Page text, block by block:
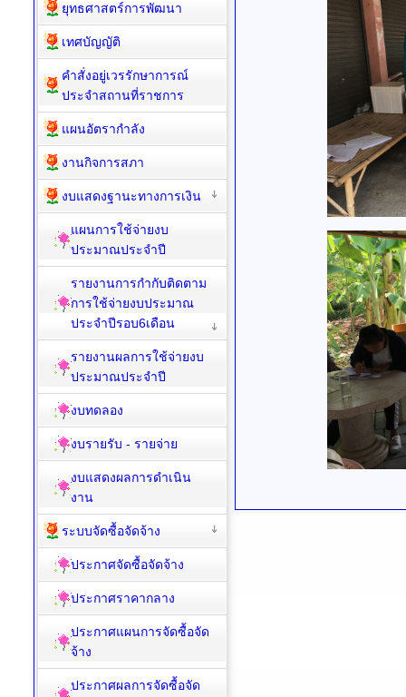
ยุทธศาสตร์การพัฒนา
เทศบัญญัติ
คำสั่งอยู่เวรรักษาการณ์
ประจำสถานที่ราชการ
แผนอัตรากำลัง
งานกิจการสภา
งบแสดงฐานะทางการเงิน
แผนการใช้จ่ายงบ
ประมาณประจำปี
รายงานการกำกับติดตาม
การใช้จ่ายงบประมาณ
ประจำปีรอบ6เดือน
รายงานผลการใช้จ่ายงบ
ประมาณประจำปี
งบทดลอง
งบรายรับ - รายจ่าย
งบแสดงผลการดำเนิน
งาน
ระบบจัดซื้อจัดจ้าง
ประกาศจัดซื้อจัดจ้าง
ประกาศราคากลาง
ประกาศแผนการจัดซื้อจัด
จ้าง
ประกาศผลการจัดซื้อจัด